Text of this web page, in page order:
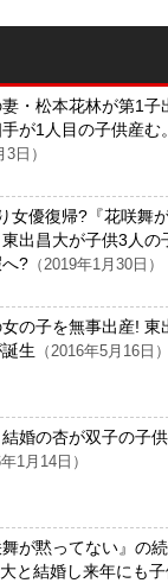
・松本花林が第1子
が1人目の子供産む
3日）
女優復帰?『花咲舞
出昌大が子供3人
? （2019年1月30日）
の子を無事出産! 東
生 （2016年5月16日）
婚の杏が双子の子
年1月14日）
が黙ってない』の
と結婚し来年にも